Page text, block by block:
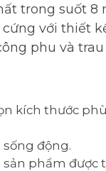
trong suốt 8
với thiết
phu và
kích thước
động.
phẩm